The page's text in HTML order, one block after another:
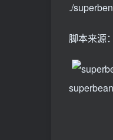
./
脚本来源